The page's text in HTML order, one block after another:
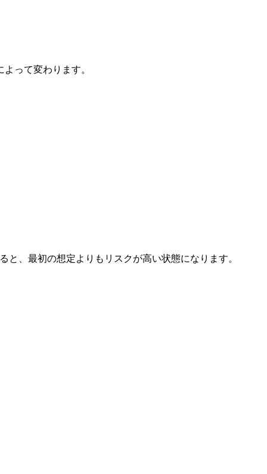
って変わります。
と、最初の想定よりもリスクが高い状態になります。